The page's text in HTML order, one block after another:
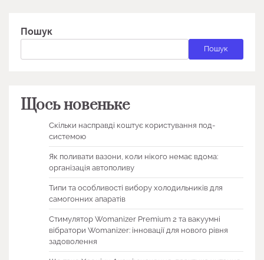
Пошук
Пошук
Щось новеньке
Скільки насправді коштує користування под-
системою
Як поливати вазони, коли нікого немає вдома:
організація автополиву
Типи та особливості вибору холодильників для
самогонних апаратів
Стимулятор Womanizer Premium 2 та вакуумні
вібратори Womanizer: інновації для нового рівня
задоволення